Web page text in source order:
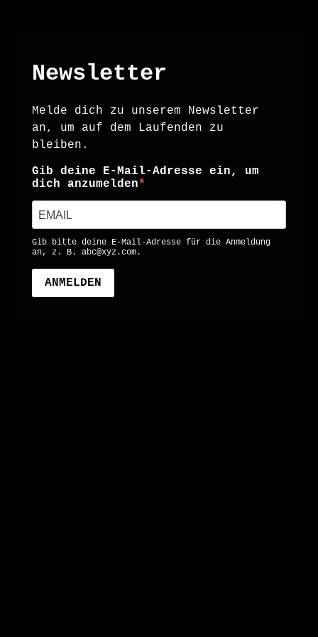
Newsletter
Melde dich zu unserem Newsletter
an, um auf dem Laufenden zu
bleiben.
Gib deine E-Mail-Adresse ein, um
dich anzumelden
Gib bitte deine E-Mail-Adresse für die Anmeldung
an, z. B. abc@xyz.com .
ANMELDEN